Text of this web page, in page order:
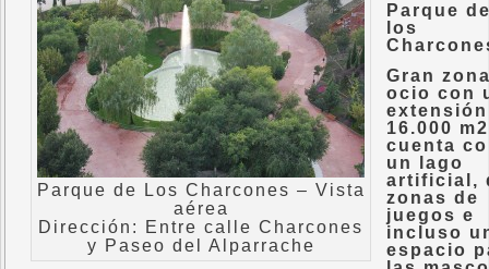
Parque de Los Charcones – Vista
aérea
Dirección: Entre calle Charcones
y Paseo del Alparrache
Parque
los
Gran
ocio con
16.000
cuenta
un lago
artificial,
zonas de
juegos e
incluso
espacio